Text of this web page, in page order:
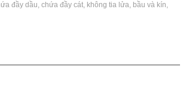
của -25 ℃ ~ 43oC, sử dụng không khí như một